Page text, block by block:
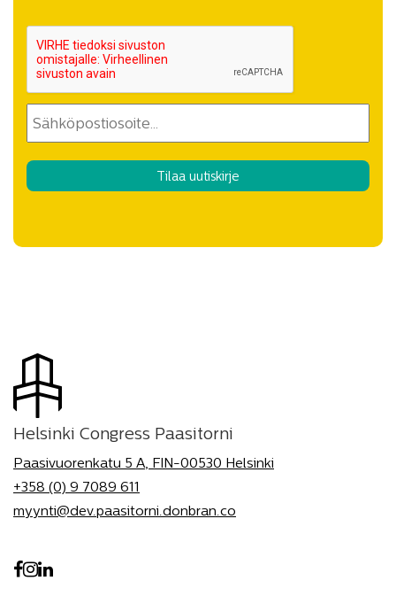
Helsinki Congress Paasitorni
Paasivuorenkatu 5 A, FIN-00530 Helsinki
+358 (0) 9 7089 611
myynti@dev.paasitorni.donbran.co